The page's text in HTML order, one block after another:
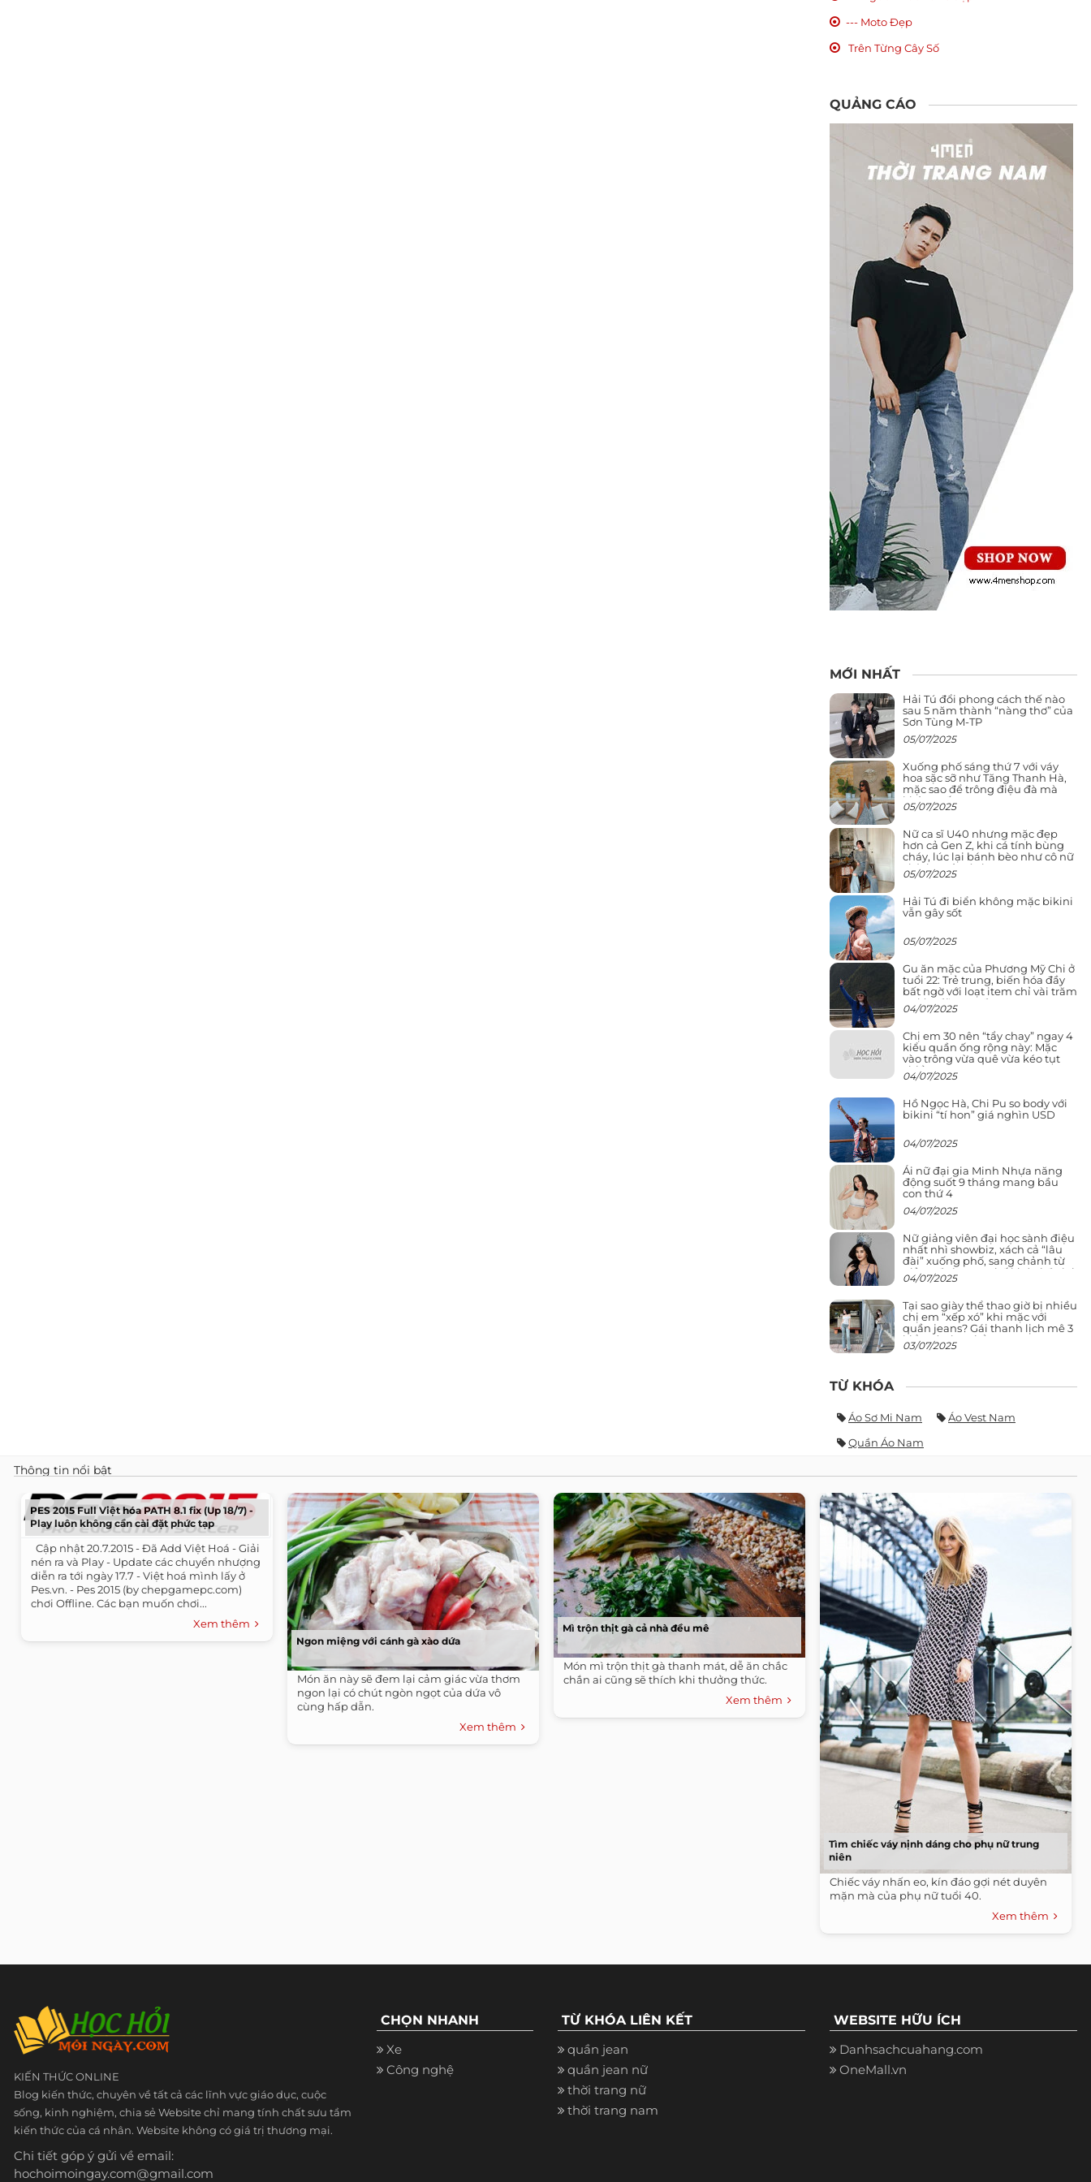
--- Moto Đẹp
Trên Từng Cây Số
QUẢNG CÁO
MỚI NHẤT
Hải Tú đổi phong cách thế nào
sau 5 năm thành “nàng thơ” của
Sơn Tùng M-TP
05/07/2025
Xuống phố sáng thứ 7 với váy
hoa sặc sỡ như Tăng Thanh Hà,
mặc sao để trông điệu đà mà
không sến
05/07/2025
Nữ ca sĩ U40 nhưng mặc đẹp
hơn cả Gen Z, khi cá tính bùng
cháy, lúc lại bánh bèo như cô nữ
chính ngôn tình
05/07/2025
Hải Tú đi biển không mặc bikini
vẫn gây sốt
05/07/2025
Gu ăn mặc của Phương Mỹ Chi ở
tuổi 22: Trẻ trung, biến hóa đầy
bất ngờ với loạt item chỉ vài trăm
nghìn đã mua được
04/07/2025
Chị em 30 nên “tẩy chay” ngay 4
kiểu quần ống rộng này: Mặc
vào trông vừa quê vừa kéo tụt
chiều cao
04/07/2025
Hồ Ngọc Hà, Chi Pu so body với
bikini “tí hon” giá nghìn USD
04/07/2025
Ái nữ đại gia Minh Nhựa năng
động suốt 9 tháng mang bầu
con thứ 4
04/07/2025
Nữ giảng viên đại học sành điệu
nhất nhì showbiz, xách cả “lâu
đài” xuống phố, sang chảnh từ
giảng đường ra phố khó ai đọ lại
04/07/2025
Tại sao giày thể thao giờ bị nhiều
chị em “xếp xó” khi mặc với
quần jeans? Gái thanh lịch mê 3
kiểu này hơn hẳn
03/07/2025
TỪ KHÓA
Áo Sơ Mi Nam
Áo Vest Nam
Quần Áo Nam
Thông tin nổi bật
PES 2015 Full Việt hóa PATH 8.1 fix (Up 18/7) -
Play luôn không cần cài đặt phức tạp
​ ​ Cập nhật 20.7.2015 - Đã Add Việt Hoá - Giải
nén ra và Play - Update các chuyển nhượng
diễn ra tới ngày 17.7 - Việt hoá mình lấy ở
Pes.vn. - Pes 2015 (by chepgamepc.com)
chơi Offline. Các bạn muốn chơi...
Xem thêm
Ngon miệng với cánh gà xào dứa
Món ăn này sẽ đem lại cảm giác vừa thơm
ngon lại có chút ngòn ngọt của dứa vô
cùng hấp dẫn.
Xem thêm
Mì trộn thịt gà cả nhà đều mê
Món mì trộn thịt gà thanh mát, dễ ăn chắc
chắn ai cũng sẽ thích khi thưởng thức.
Xem thêm
Tìm chiếc váy nịnh dáng cho phụ nữ trung
niên
Chiếc váy nhấn eo, kín đáo gợi nét duyên
mặn mà của phụ nữ tuổi 40.
Xem thêm
KIẾN THỨC ONLINE
Blog kiến thức, chuyên về tất cả các lĩnh vực giáo dục, cuộc
sống, kinh nghiệm, chia sẻ Website chỉ mang tính chất sưu tầm
kiến thức của cá nhân. Website không có giá trị thương mại.
Chi tiết góp ý gửi về email:
hochoimoingay.com@gmail.com
CHỌN NHANH
Xe
Công nghệ
TỪ KHÓA LIÊN KẾT
quần jean
quần jean nữ
thời trang nữ
thời trang nam
WEBSITE HỮU ÍCH
Danhsachcuahang.com
OneMall.vn